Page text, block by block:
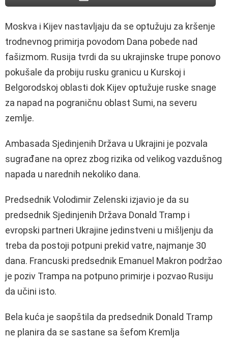
Moskva i Kijev nastavljaju da se optužuju za kršenje
trodnevnog primirja povodom Dana pobede nad
fašizmom. Rusija tvrdi da su ukrajinske trupe ponovo
pokušale da probiju rusku granicu u Kurskoj i
Belgorodskoj oblasti dok Kijev optužuje ruske snage
za napad na pograničnu oblast Sumi, na severu
zemlje.
Ambasada Sjedinjenih Država u Ukrajini je pozvala
sugrađane na oprez zbog rizika od velikog vazdušnog
napada u narednih nekoliko dana.
Predsednik Volodimir Zelenski izjavio je da su
predsednik Sjedinjenih Država Donald Tramp i
evropski partneri Ukrajine jedinstveni u mišljenju da
treba da postoji potpuni prekid vatre, najmanje 30
dana. Francuski predsednik Emanuel Makron podržao
je poziv Trampa na potpuno primirje i pozvao Rusiju
da učini isto.
Bela kuća je saopštila da predsednik Donald Tramp
ne planira da se sastane sa šefom Kremlja